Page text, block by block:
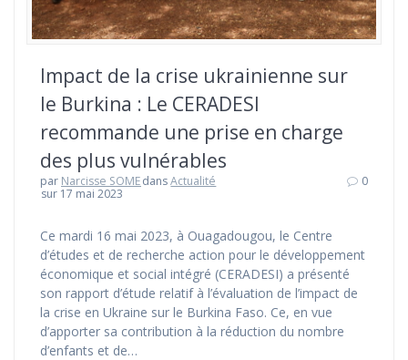
Impact de la crise ukrainienne sur
le Burkina : Le CERADESI
recommande une prise en charge
des plus vulnérables
par Narcisse SOMEdansActualité
sur 17 mai 2023
0
Ce mardi 16 mai 2023, à Ouagadougou, le Centre
d’études et de recherche action pour le développement
économique et social intégré (CERADESI) a présenté
son rapport d’étude relatif à l’évaluation de l’impact de
la crise en Ukraine sur le Burkina Faso. Ce, en vue
d’apporter sa contribution à la réduction du nombre
d’enfants et de…